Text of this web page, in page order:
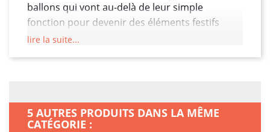
ballons qui vont au-delà de leur simple
fonction pour devenir des éléments festifs
personnalisés, ajoutant une atmosphère
L'aspect pastel de ces ballons offre une palette
de couleurs douces et subtiles, créant une
lire la suite...
5 AUTRES PRODUITS DANS LA MÊME
CATÉGORIE :